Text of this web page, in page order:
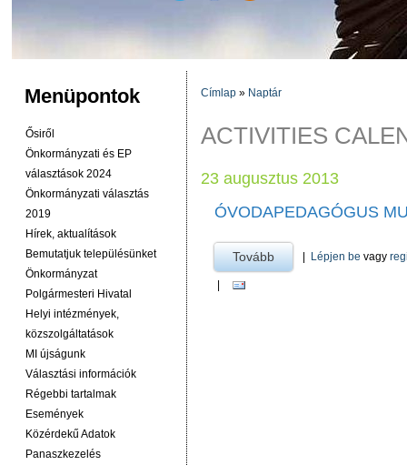
Menüpontok
Ősiről
Önkormányzati és EP
választások 2024
Önkormányzati választás
2019
Hírek, aktualítások
Bemutatjuk településünket
Önkormányzat
Polgármesteri Hivatal
Helyi intézmények,
közszolgáltatások
MI újságunk
Választási információk
Régebbi tartalmak
Események
Közérdekű Adatok
Panaszkezelés
JELENLEGI HELY
Címlap » Naptár
ACTIVITIES
23 augusztus 2013
ÓVODAPEDAGÓGUS
Tovább a óvodapedagógus
| Lépjen be vagy
|